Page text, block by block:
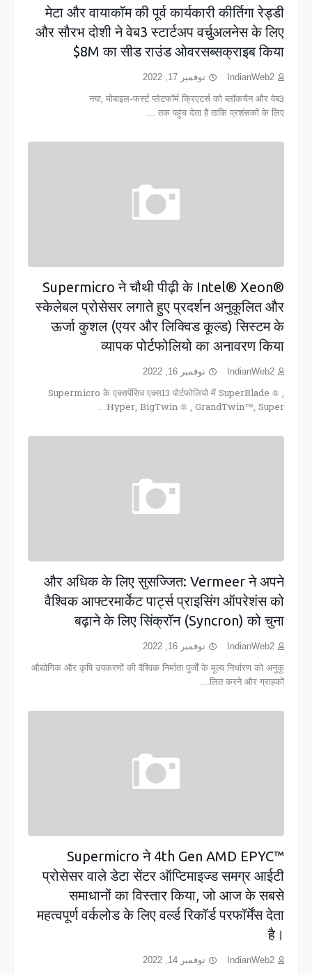
मेटा और वायाकॉम की पूर्व कार्यकारी कीर्तिगा रेड्डी
और सौरभ दोशी ने वेब3 स्टार्टअप वर्चुअलनेस के लिए
$8M का सीड राउंड ओवरसब्सक्राइब किया
IndianWeb2 نوفمبر 17, 2022
नया, मोबाइल-फर्स्ट प्लेटफॉर्म क्रिएटर्स को ब्लॉकचैन और वेब3
तक पहुंच देता है ताकि प्रशंसकों के लिए …
Supermicro ने चौथी पीढ़ी के Intel® Xeon®
स्केलेबल प्रोसेसर लगाते हुए प्रदर्शन अनुकूलित और
ऊर्जा कुशल (एयर और लिक्विड कूल्ड) सिस्टम के
व्यापक पोर्टफोलियो का अनावरण किया
IndianWeb2 نوفمبر 16, 2022
Supermicro के एक्सपेंसिव एक्स13 पोर्टफोलियो में SuperBlade ® ,
Hyper, BigTwin ® , GrandTwin™, Super…
और अधिक के लिए सुसज्जित: Vermeer ने अपने
वैश्विक आफ्टरमार्केट पार्ट्स प्राइसिंग ऑपरेशंस को
बढ़ाने के लिए सिंक्रॉन (Syncron) को चुना
IndianWeb2 نوفمبر 16, 2022
औद्योगिक और कृषि उपकरणों की वैश्विक निर्माता पुर्जों के मूल्य निर्धारण को अनुकू
लित करने और ग्राहकों…
Supermicro ने 4th Gen AMD EPYC™
प्रोसेसर वाले डेटा सेंटर ऑप्टिमाइज्ड समग्र आईटी
समाधानों का विस्तार किया, जो आज के सबसे
महत्वपूर्ण वर्कलोड के लिए वर्ल्ड रिकॉर्ड परफॉर्मेंस देता
है।
IndianWeb2 نوفمبر 14, 2022